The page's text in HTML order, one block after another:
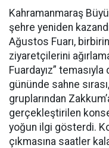
Kahramanmaraş
şehre yeniden
Ağustos Fuarı,
ziyaretçilerini
Fuardayız”
gününde sahne
gruplarından
gerçekleştirilen
yoğun ilgi gösterdi.
çıkmasına saatler